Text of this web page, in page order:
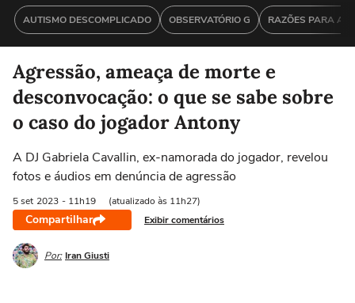
AUTISMO DESCOMPLICADO OBSERVATÓRIO G RAZÕES PARA
Agressão, ameaça de morte e
desconvocação: o que se sabe sobre
o caso do jogador Antony
A DJ Gabriela Cavallin, ex-namorada do jogador, revelou
fotos e áudios em denúncia de agressão
5 set 2023 - 11h19 (atualizado às 11h27)
Compartilhar Exibir comentários
Por: Iran Giusti